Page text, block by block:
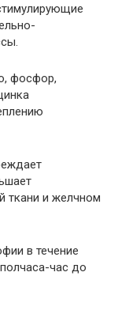
фосфор,
ткани и желчном
в течение
час до